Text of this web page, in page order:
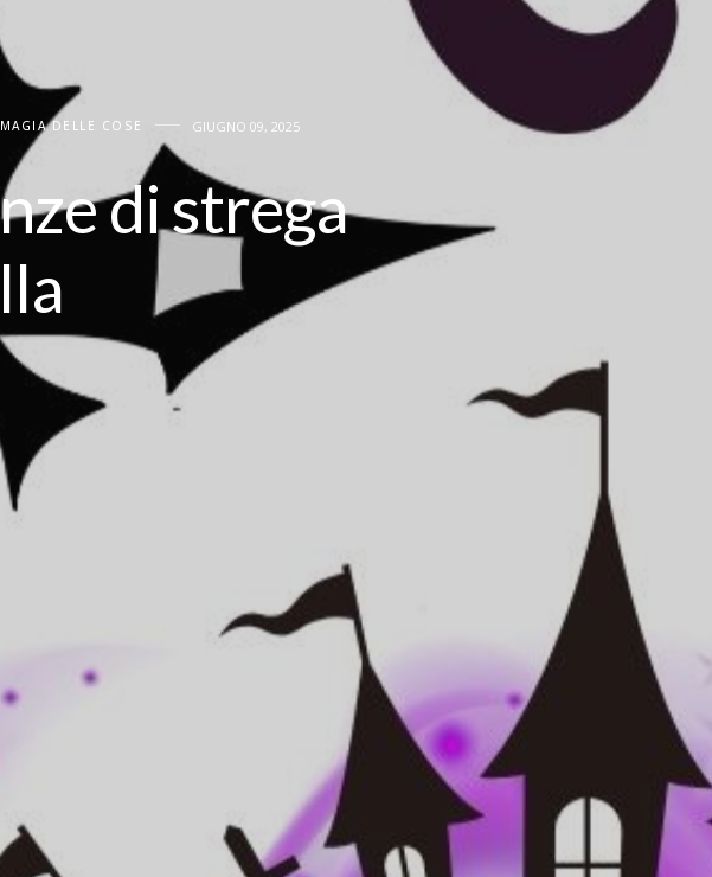
DELLE COSE GIUGNO 09, 2025
di strega